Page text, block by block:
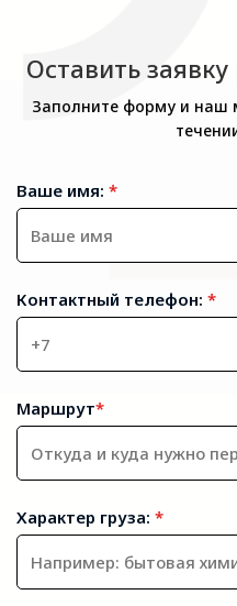
Оставить
Заполните форму и наш
Ваше имя: *
Контактный телефон: *
Маршрут*
Характер груза: *